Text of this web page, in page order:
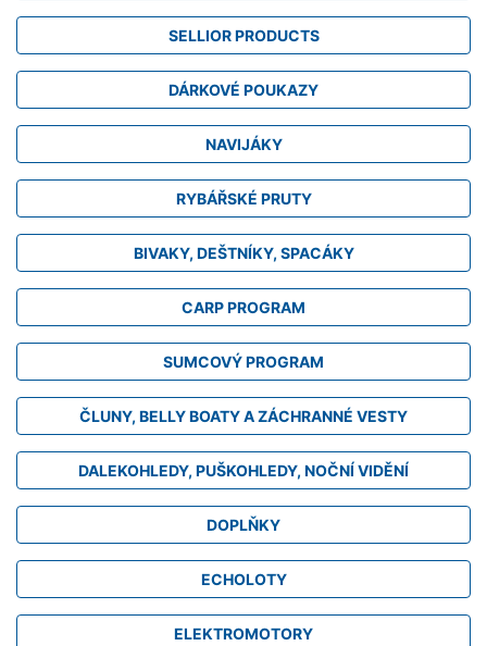
SELLIOR PRODUCTS
DÁRKOVÉ POUKAZY
NAVIJÁKY
RYBÁŘSKÉ PRUTY
BIVAKY, DEŠTNÍKY, SPACÁKY
CARP PROGRAM
SUMCOVÝ PROGRAM
ČLUNY, BELLY BOATY A ZÁCHRANNÉ VESTY
DALEKOHLEDY, PUŠKOHLEDY, NOČNÍ VIDĚNÍ
DOPLŇKY
ECHOLOTY
ELEKTROMOTORY